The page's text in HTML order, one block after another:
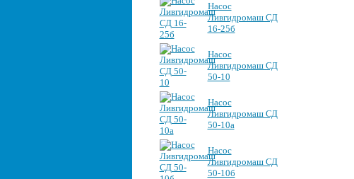
Насос
Ливгидромаш СД
16-25б
Насос
Ливгидромаш СД
50-10
Насос
Ливгидромаш СД
50-10а
Насос
Ливгидромаш СД
50-10б